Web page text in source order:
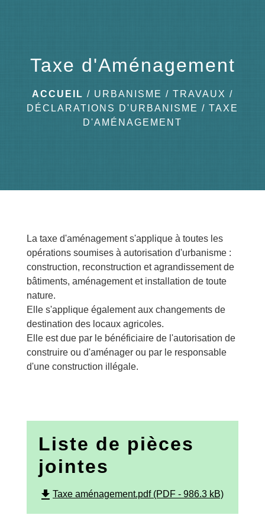
Taxe d'Aménagement
ACCUEIL / URBANISME / TRAVAUX /
DÉCLARATIONS D'URBANISME / TAXE
D'AMÉNAGEMENT
La taxe d'aménagement s'applique à toutes les
opérations soumises à autorisation d'urbanisme :
construction, reconstruction et agrandissement de
bâtiments, aménagement et installation de toute
nature.
Elle s'applique également aux changements de
destination des locaux agricoles.
Elle est due par le bénéficiaire de l'autorisation de
construire ou d'aménager ou par le responsable
d'une construction illégale.
Liste de pièces
jointes
file_download Taxe aménagement.pdf (PDF - 986.3 kB)